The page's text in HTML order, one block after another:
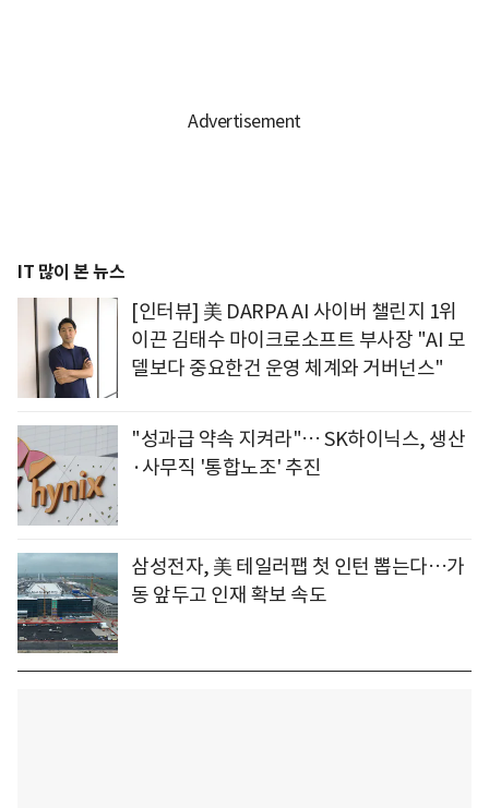
IT 많이 본 뉴스
[인터뷰] 美 DARPA AI 사이버 챌린지 1위
이끈 김태수 마이크로소프트 부사장 "AI 모
델보다 중요한건 운영 체계와 거버넌스"
"성과급 약속 지켜라"… SK하이닉스, 생산
·사무직 '통합노조' 추진
삼성전자, 美 테일러팹 첫 인턴 뽑는다…가
동 앞두고 인재 확보 속도